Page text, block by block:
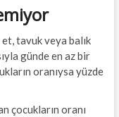
tavuk veya balık
günde en az bir
oranıysa yüzde
çocukların oranı